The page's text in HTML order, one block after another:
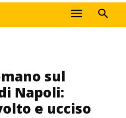
sul
Napoli:
e ucciso